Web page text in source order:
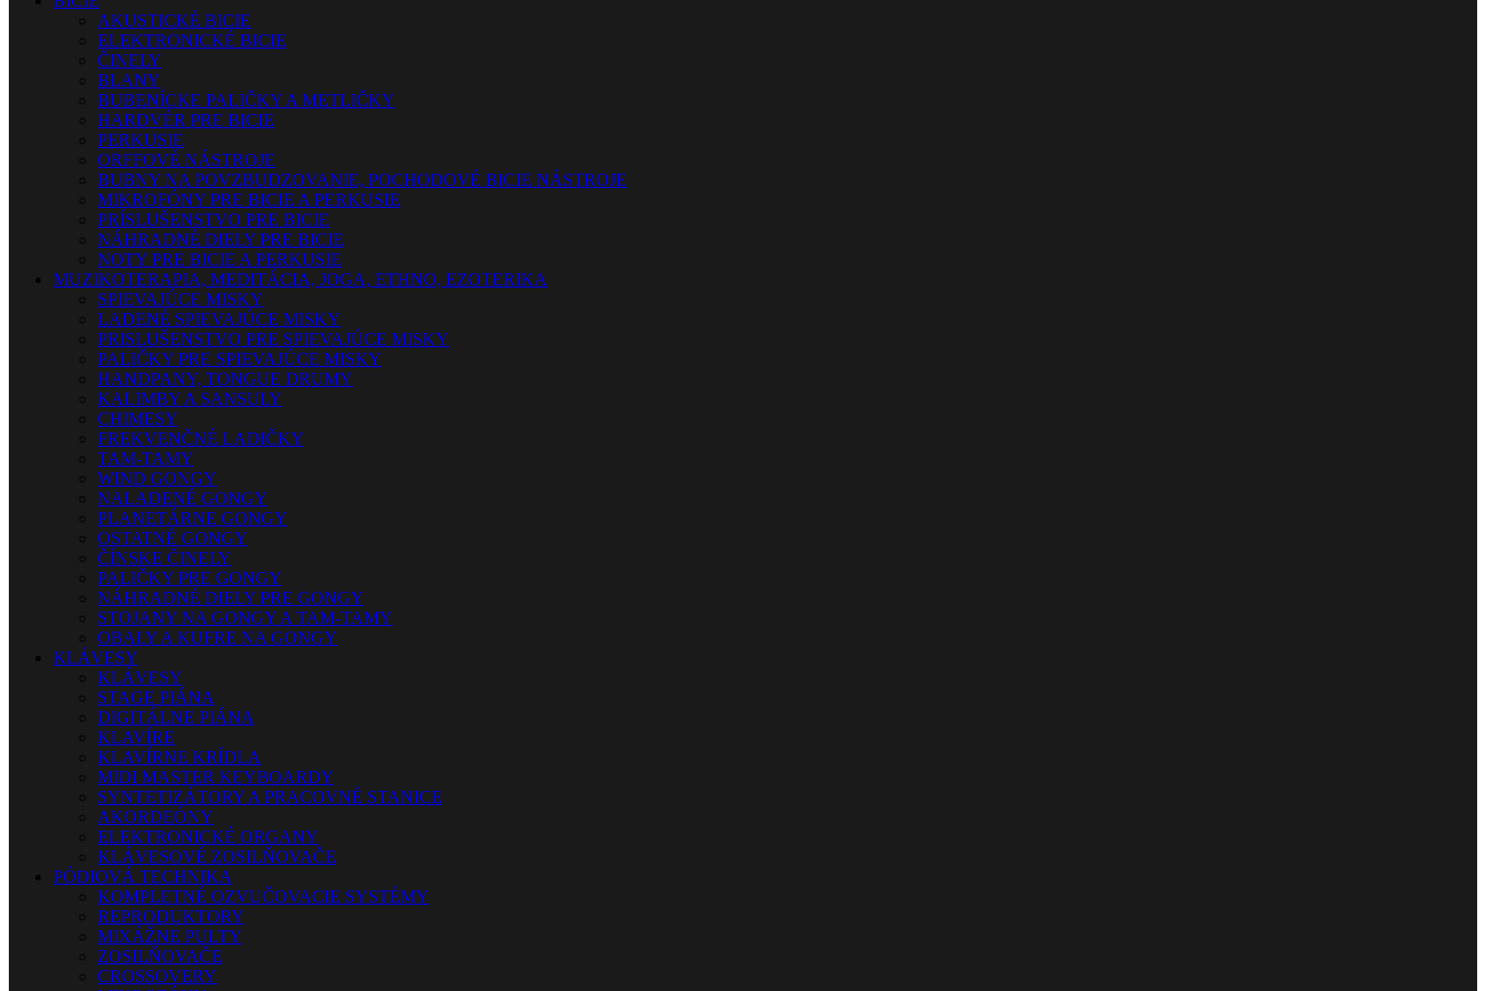
AKUSTICKÉ BICIE
ELEKTRONICKÉ BICIE
ČINELY
BLANY
BUBENÍCKE PALIČKY A METLIČKY
HARDVÉR PRE BICIE
PERKUSIE
ORFFOVÉ NÁSTROJE
BUBNY NA POVZBUDZOVANIE, POCHODOVÉ BICIE NÁSTROJE
MIKROFÓNY PRE BICIE A PERKUSIE
PRÍSLUŠENSTVO PRE BICIE
NÁHRADNÉ DIELY PRE BICIE
NOTY PRE BICIE A PERKUSIE
MUZIKOTERAPIA, MEDITÁCIA, JOGA, ETHNO, EZOTERIKA
SPIEVAJÚCE MISKY
LADENÉ SPIEVAJÚCE MISKY
PRISLUŠENSTVO PRE SPIEVAJÚCE MISKY
PALIČKY PRE SPIEVAJÚCE MISKY
HANDPANY, TONGUE DRUMY
KALIMBY A SANSULY
CHIMESY
FREKVENČNÉ LADIČKY
TAM-TAMY
WIND GONGY
NALADENÉ GONGY
PLANETÁRNE GONGY
OSTATNÉ GONGY
ČÍNSKE ČINELY
PALIČKY PRE GONGY
NÁHRADNÉ DIELY PRE GONGY
STOJANY NA GONGY A TAM-TAMY
OBALY A KUFRE NA GONGY
KLÁVESY
KLÁVESY
STAGE PIÁNA
DIGITÁLNE PIÁNA
KLAVÍRE
KLAVÍRNE KRÍDLA
MIDI MASTER KEYBOARDY
SYNTETIZÁTORY A PRACOVNÉ STANICE
AKORDEÓNY
ELEKTRONICKÉ ORGANY
KLÁVESOVÉ ZOSILŇOVAČE
PÓDIOVÁ TECHNIKA
KOMPLETNÉ OZVUČOVACIE SYSTÉMY
REPRODUKTORY
MIXÁŽNE PULTY
ZOSILŇOVAČE
CROSSOVERY